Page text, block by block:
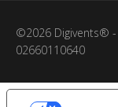
©2026 Digivents® -
02660110640